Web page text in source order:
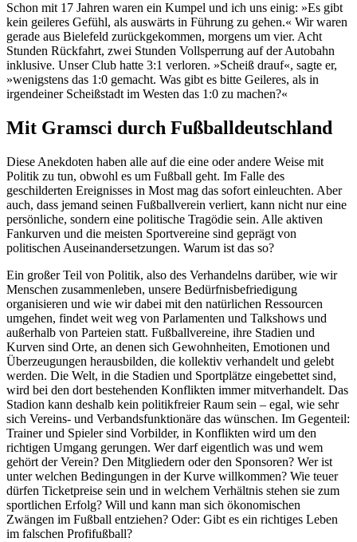
Schon mit 17 Jahren waren ein Kumpel und ich uns einig: »Es gibt
kein geileres Gefühl, als auswärts in Führung zu gehen.« Wir waren
gerade aus Bielefeld zurückgekommen, morgens um vier. Acht
Stunden Rückfahrt, zwei Stunden Vollsperrung auf der Autobahn
inklusive. Unser Club hatte 3:1 verloren. »Scheiß drauf«, sagte er,
»wenigstens das 1:0 gemacht. Was gibt es bitte Geileres, als in
irgendeiner Scheißstadt im Westen das 1:0 zu machen?«
Mit Gramsci durch Fußballdeutschland
Diese Anekdoten haben alle auf die eine oder andere Weise mit
Politik zu tun, obwohl es um Fußball geht. Im Falle des
geschilderten Ereignisses in Most mag das sofort einleuchten. Aber
auch, dass jemand seinen Fußballverein verliert, kann nicht nur eine
persönliche, sondern eine politische Tragödie sein. Alle aktiven
Fankurven und die meisten Sportvereine sind geprägt von
politischen Auseinandersetzungen. Warum ist das so?
Ein großer Teil von Politik, also des Verhandelns darüber, wie wir
Menschen zusammenleben, unsere Bedürfnisbefriedigung
organisieren und wie wir dabei mit den natürlichen Ressourcen
umgehen, findet weit weg von Parlamenten und Talkshows und
außerhalb von Parteien statt. Fußballvereine, ihre Stadien und
Kurven sind Orte, an denen sich Gewohnheiten, Emotionen und
Überzeugungen herausbilden, die kollektiv verhandelt und gelebt
werden. Die Welt, in die Stadien und Sportplätze eingebettet sind,
wird bei den dort bestehenden Konflikten immer mitverhandelt. Das
Stadion kann deshalb kein politikfreier Raum sein – egal, wie sehr
sich Vereins- und Verbandsfunktionäre das wünschen. Im Gegenteil:
Trainer und Spieler sind Vorbilder, in Konflikten wird um den
richtigen Umgang gerungen. Wer darf eigentlich was und wem
gehört der Verein? Den Mitgliedern oder den Sponsoren? Wer ist
unter welchen Bedingungen in der Kurve willkommen? Wie teuer
dürfen Ticketpreise sein und in welchem Verhältnis stehen sie zum
sportlichen Erfolg? Will und kann man sich ökonomischen
Zwängen im Fußball entziehen? Oder: Gibt es ein richtiges Leben
im falschen Profifußball?